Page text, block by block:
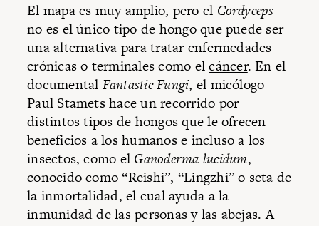
El mapa es muy amplio, pero el Cordyceps
no es el único tipo de hongo que puede ser
una alternativa para tratar enfermedades
crónicas o terminales como elcáncer. En el
documental Fantastic Fungi, el micólogo
Paul Stamets hace un recorrido por
distintos tipos de hongos que le ofrecen
beneficios a los humanos e incluso a los
insectos, como el Ganoderma lucidum,
conocido como “Reishi”, “Lingzhi” o seta de
la inmortalidad, el cual ayuda a la
inmunidad de las personas y las abejas. A